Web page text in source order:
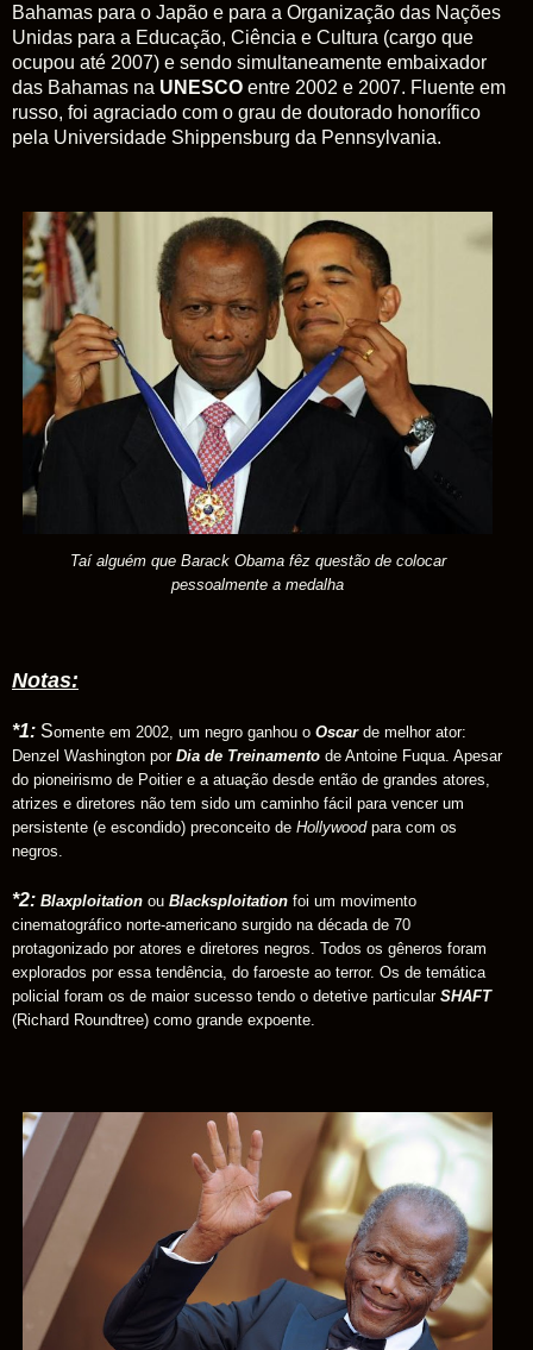
Bahamas para o Japão e para a Organização das Nações
Unidas para a Educação, Ciência e Cultura (cargo que
ocupou até 2007) e sendo simultaneamente embaixador
das Bahamas na UNESCO entre 2002 e 2007. Fluente em
russo, foi agraciado com o grau de doutorado honorífico
pela Universidade Shippensburg da Pennsylvania.
Taí alguém que Barack Obama fêz questão de colocar
pessoalmente a medalha
Notas:
*1: Somente em 2002, um negro ganhou o Oscar de melhor ator:
Denzel Washington por Dia de Treinamento de Antoine Fuqua. Apesar
do pioneirismo de Poitier e a atuação desde então de grandes atores,
atrizes e diretores não tem sido um caminho fácil para vencer um
persistente (e escondido) preconceito de Hollywood para com os
negros.
*2: Blaxploitation ou Blacksploitation foi um movimento
cinematográfico norte-americano surgido na década de 70
protagonizado por atores e diretores negros. Todos os gêneros foram
explorados por essa tendência, do faroeste ao terror. Os de temática
policial foram os de maior sucesso tendo o detetive particular SHAFT
(Richard Roundtree) como grande expoente.